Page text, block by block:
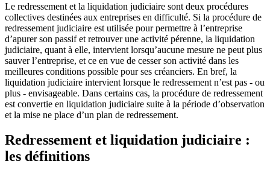
Le redressement et la liquidation judiciaire sont deux procédures
collectives destinées aux entreprises en difficulté. Si la procédure de
redressement judiciaire est utilisée pour permettre à l’entreprise
d’apurer son passif et retrouver une activité pérenne, la liquidation
judiciaire, quant à elle, intervient lorsqu’aucune mesure ne peut plus
sauver l’entreprise, et ce en vue de cesser son activité dans les
meilleures conditions possible pour ses créanciers. En bref, la
liquidation judiciaire intervient lorsque le redressement n’est pas - ou
plus - envisageable. Dans certains cas, la procédure de redressement
est convertie en liquidation judiciaire suite à la période d’observation
et la mise ne place d’un plan de redressement.
Redressement et liquidation judiciaire :
les définitions